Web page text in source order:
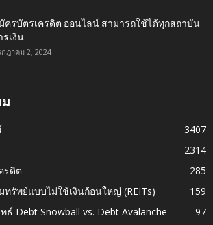
ครบัตรเครดิต ออนไลน์ สามารถใช้ได้ทุกสถาบัน
รเงิน
กฎาคม 2, 2024
3407
2314
รดิต
285
รัพย์แบบไม่ใช้เงินก้อนใหญ่ (REITs)
159
Debt Snowball vs. Debt Avalanche
97